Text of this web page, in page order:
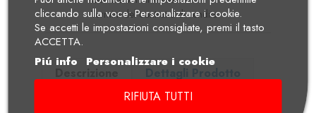
Termini del contratto di vendita
Dettagli Prodotto
Manuali di Uso e Manutenzione
cliccando sulla voce: Personalizzare i cookie.
Se accetti le impostazioni consigliate, premi il tasto
ACCETTA.
Piú info
Personalizzare i cookie
RIFIUTA TUTTI